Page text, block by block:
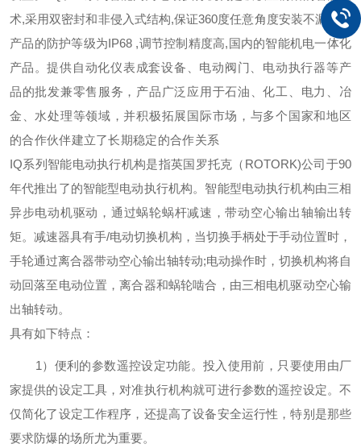
术,采用双密封和非侵入式结构,保证360度任意角度安装不漏油，
产品的防护等级为IP68 ,调节控制精度高,国内的智能机电一体化
产品。提供自动化仪表成套设备、电动阀门、电动执行器等产
品的批发兼零售服务，产品广泛应用于石油、化工、电力、冶
金、水处理等领域，并积极拓展国际市场，与多个国家和地区
的合作伙伴建立了长期稳定的合作关系
IQ系列智能电动执行机构是指英国罗托克（ROTORK)公司于90
年代推出了的智能型电动执行机构。智能型电动执行机构由三相
异步电动机驱动，通过蜗轮蜗杆减速，带动空心输出轴输出转
矩。减速器具有手/电动切换机构，当切换手柄处于手动位置时，
手轮通过离合器带动空心输出轴转动;电动操作时，切换机构将自
动回落至电动位置，离合器和蜗轮啮合，由三相电机驱动空心输
出轴转动。
具有如下特点：
1）便利的参数遥控设定功能。投入使用前，只要使用由厂
家提供的设定工具，对准执行机构就可进行参数的遥控设定。不
仅简化了设定工作程序，还提高了设备安全运行性，特别是那些
要求防爆的场所尤为重要。